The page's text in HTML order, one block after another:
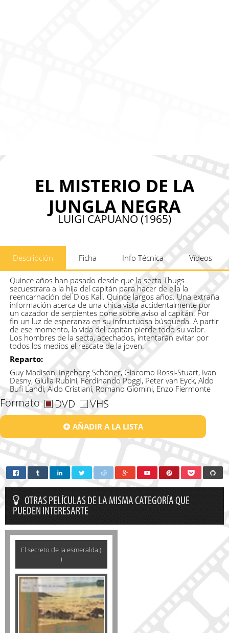
EL MISTERIO DE LA
JUNGLA NEGRA
LUIGI CAPUANO (1965)
Descripción Ficha Info Técnica Vídeos
Quince años han pasado desde que la secta Thugs
secuestrara a la hija del capitán para hacer de ella la
reencarnación del Dios Kali. Quince largos años. Una extraña
información acerca de una chica vista accidentalmente por
un cazador de serpientes pone sobre aviso al capitán. Por
fin un luz de esperanza en su infructuosa búsqueda. A partir
de ese momento, la vida del capitán pierde todo su valor.
Los hombres de la secta, acechados, intentarán evitar por
todos los medios el rescate de la joven.
Reparto:
Guy Madison, Ingeborg Schöner, Giacomo Rossi-Stuart, Ivan
Desny, Giulia Rubini, Ferdinando Poggi, Peter van Eyck, Aldo
Bufi Landi, Aldo Cristiani, Romano Giomini, Enzo Fiermonte
Formato DVD VHS
AÑADIR A LA LISTA
OTRAS PELÍCULAS DE LA MISMA CATEGORÍA QUE
PUEDEN INTERESARTE
El secreto de la esmeralda (
)